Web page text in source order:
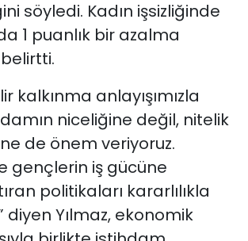
söyledi. Kadın işsizliğinde
1 puanlık bir azalma
belirtti.
kalkınma anlayışımızla
niceliğine değil, nitelik
de önem veriyoruz.
gençlerin iş gücüne
politikaları kararlılıkla
diyen Yılmaz, ekonomik